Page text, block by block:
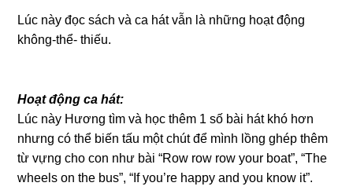
Lúc này đọc sách và ca hát vẫn là những hoạt động
không-thể- thiếu.
Hoạt động ca hát:
Lúc này Hương tìm và học thêm 1 số bài hát khó hơn
nhưng có thể biến tấu một chút để mình lồng ghép thêm
từ vựng cho con như bài “Row row row your boat”, “The
wheels on the bus”, “If you’re happy and you know it”.